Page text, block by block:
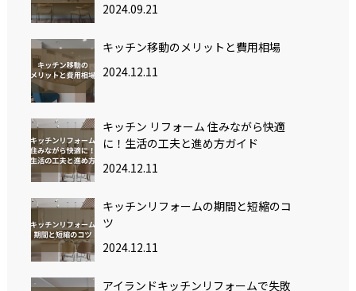
2024.09.21
キッチン移動のメリットと費用相場
2024.12.11
キッチン リフォーム 住みながら快適
に！生活の工夫と進め方ガイド
2024.12.11
キッチンリフォームの期間と短縮のコ
ツ
2024.12.11
アイランドキッチンリフォームで失敗